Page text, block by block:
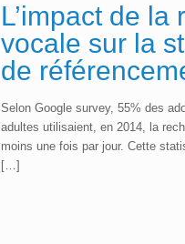
L’impact de la
vocale sur la
de
Selon Google survey, 55% des
adultes utilisaient, en 2014, la
moins une fois par jour. Cette
[…]